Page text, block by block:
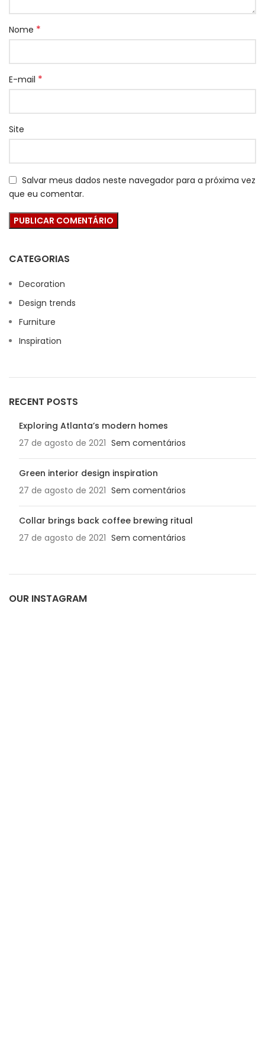
Nome *
E-mail *
Site
Salvar meus dados neste navegador para a próxima vez
que eu comentar.
CATEGORIAS
Decoration
Design trends
Furniture
Inspiration
RECENT POSTS
Exploring Atlanta’s modern homes
27 de agosto de 2021 Sem comentários
Green interior design inspiration
27 de agosto de 2021 Sem comentários
Collar brings back coffee brewing ritual
27 de agosto de 2021 Sem comentários
OUR INSTAGRAM